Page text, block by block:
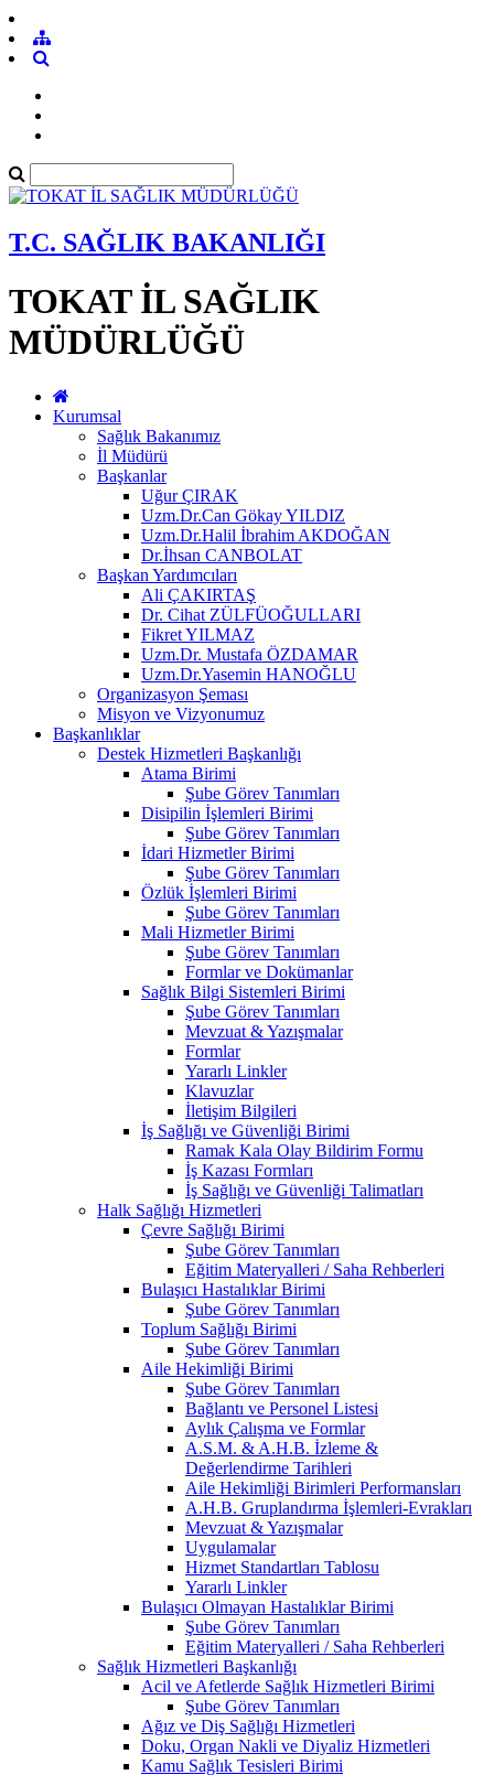
T.C. SAĞLIK BAKANLIĞI
TOKAT İL SAĞLIK
MÜDÜRLÜĞÜ
Kurumsal
Sağlık Bakanımız
İl Müdürü
Başkanlar
Uğur ÇIRAK
Uzm.Dr.Can Gökay YILDIZ
Uzm.Dr.Halil İbrahim AKDOĞAN
Dr.İhsan CANBOLAT
Başkan Yardımcıları
Ali ÇAKIRTAŞ
Dr. Cihat ZÜLFÜOĞULLARI
Fikret YILMAZ
Uzm.Dr. Mustafa ÖZDAMAR
Uzm.Dr.Yasemin HANOĞLU
Organizasyon Şeması
Misyon ve Vizyonumuz
Başkanlıklar
Destek Hizmetleri Başkanlığı
Atama Birimi
Şube Görev Tanımları
Disipilin İşlemleri Birimi
Şube Görev Tanımları
İdari Hizmetler Birimi
Şube Görev Tanımları
Özlük İşlemleri Birimi
Şube Görev Tanımları
Mali Hizmetler Birimi
Şube Görev Tanımları
Formlar ve Dokümanlar
Sağlık Bilgi Sistemleri Birimi
Şube Görev Tanımları
Mevzuat & Yazışmalar
Formlar
Yararlı Linkler
Klavuzlar
İletişim Bilgileri
İş Sağlığı ve Güvenliği Birimi
Ramak Kala Olay Bildirim Formu
İş Kazası Formları
İş Sağlığı ve Güvenliği Talimatları
Halk Sağlığı Hizmetleri
Çevre Sağlığı Birimi
Şube Görev Tanımları
Eğitim Materyalleri / Saha Rehberleri
Bulaşıcı Hastalıklar Birimi
Şube Görev Tanımları
Toplum Sağlığı Birimi
Şube Görev Tanımları
Aile Hekimliği Birimi
Şube Görev Tanımları
Bağlantı ve Personel Listesi
Aylık Çalışma ve Formlar
A.S.M. & A.H.B. İzleme &
Değerlendirme Tarihleri
Aile Hekimliği Birimleri Performansları
A.H.B. Gruplandırma İşlemleri-Evrakları
Mevzuat & Yazışmalar
Uygulamalar
Hizmet Standartları Tablosu
Yararlı Linkler
Bulaşıcı Olmayan Hastalıklar Birimi
Şube Görev Tanımları
Eğitim Materyalleri / Saha Rehberleri
Sağlık Hizmetleri Başkanlığı
Acil ve Afetlerde Sağlık Hizmetleri Birimi
Şube Görev Tanımları
Ağız ve Diş Sağlığı Hizmetleri
Doku, Organ Nakli ve Diyaliz Hizmetleri
Kamu Sağlık Tesisleri Birimi